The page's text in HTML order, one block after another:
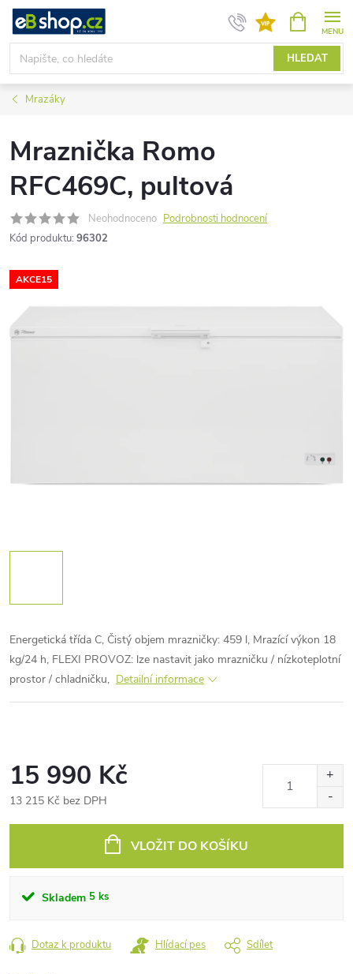
Přejít
obsah
HLEDAT
NÁKUPNÍ
KOŠÍK
Mrazáky
Mraznička Romo
RFC469C, pultová
Neohodnoceno Podrobnosti hodnocení
Kód produktu: 96302
AKCE15
Energetická třída C, Čistý objem mrazničky: 459 l, Mrazící výkon 18
kg/24 h, FLEXI PROVOZ: lze nastavit jako mrazničku / nízkoteplotní
prostor / chladničku, Detailní informace
Skladem 5 ks
15 990 Kč
13 215 Kč bez DPH
VLOŽIT DO KOŠÍKU
Dotaz k produktu Hlídací pes Sdílet